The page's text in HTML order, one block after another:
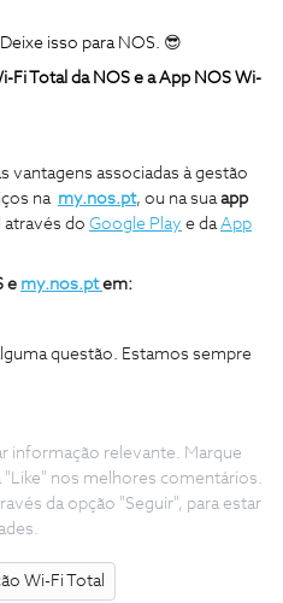
isso para NOS. 😎
Fi Total da NOS e a App NOS Wi-
vantagens associadas à gestão
na my.nos.pt, ou na suaapp
através do Google Play e daApp
e my.nos.ptem:
questão. Estamos sempre
informação relevante. Marque
nos melhores comentários.
da opção "Seguir", para estar
Wi-Fi Total